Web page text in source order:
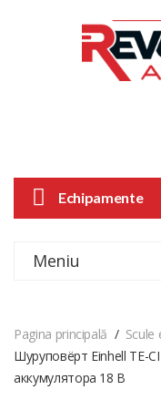
Echipamente
Meniu
Pagina principală
Scule
Шуруповёрт Einhell TE-
аккумулятора 18 В